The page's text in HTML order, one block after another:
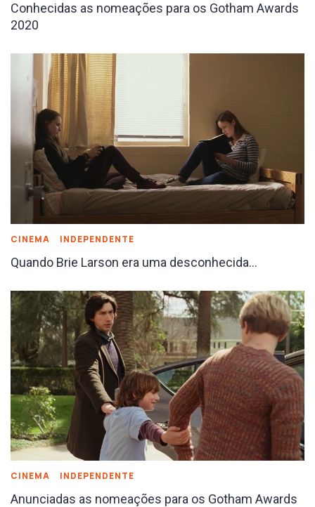
Conhecidas as nomeações para os Gotham Awards
2020
CINEMA INDEPENDENTE
Quando Brie Larson era uma desconhecida…
CINEMA INDEPENDENTE
Anunciadas as nomeações para os Gotham Awards